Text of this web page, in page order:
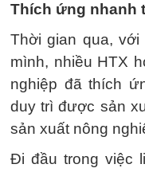
Thích ứng nhanh
Thời gian qua,
mình, nhiều HTX
nghiệp đã thích
duy trì được sản
sản xuất nông
Đi đầu trong việc